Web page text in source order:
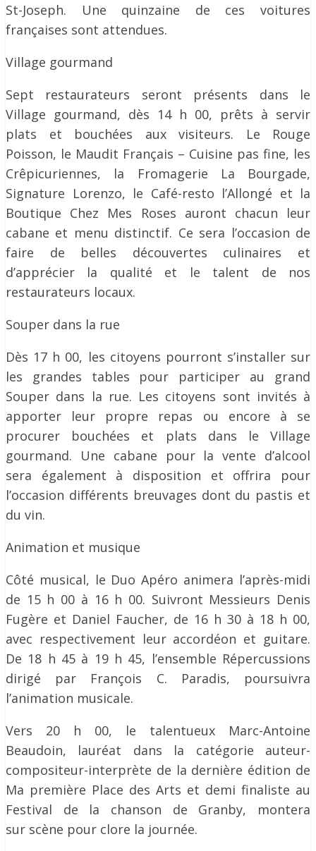
St-Joseph. Une quinzaine de ces voitures
françaises sont attendues.
Village gourmand
Sept restaurateurs seront présents dans le
Village gourmand, dès 14 h 00, prêts à servir
plats et bouchées aux visiteurs. Le Rouge
Poisson, le Maudit Français – Cuisine pas fine, les
Crêpicuriennes, la Fromagerie La Bourgade,
Signature Lorenzo, le Café-resto l’Allongé et la
Boutique Chez Mes Roses auront chacun leur
cabane et menu distinctif. Ce sera l’occasion de
faire de belles découvertes culinaires et
d’apprécier la qualité et le talent de nos
restaurateurs locaux.
Souper dans la rue
Dès 17 h 00, les citoyens pourront s’installer sur
les grandes tables pour participer au grand
Souper dans la rue. Les citoyens sont invités à
apporter leur propre repas ou encore à se
procurer bouchées et plats dans le Village
gourmand. Une cabane pour la vente d’alcool
sera également à disposition et offrira pour
l’occasion différents breuvages dont du pastis et
du vin.
Animation et musique
Côté musical, le Duo Apéro animera l’après-midi
de 15 h 00 à 16 h 00. Suivront Messieurs Denis
Fugère et Daniel Faucher, de 16 h 30 à 18 h 00,
avec respectivement leur accordéon et guitare.
De 18 h 45 à 19 h 45, l’ensemble Répercussions
dirigé par François C. Paradis, poursuivra
l’animation musicale.
Vers 20 h 00, le talentueux Marc-Antoine
Beaudoin, lauréat dans la catégorie auteur-
compositeur-interprète de la dernière édition de
Ma première Place des Arts et demi finaliste au
Festival de la chanson de Granby, montera
sur scène pour clore la journée.